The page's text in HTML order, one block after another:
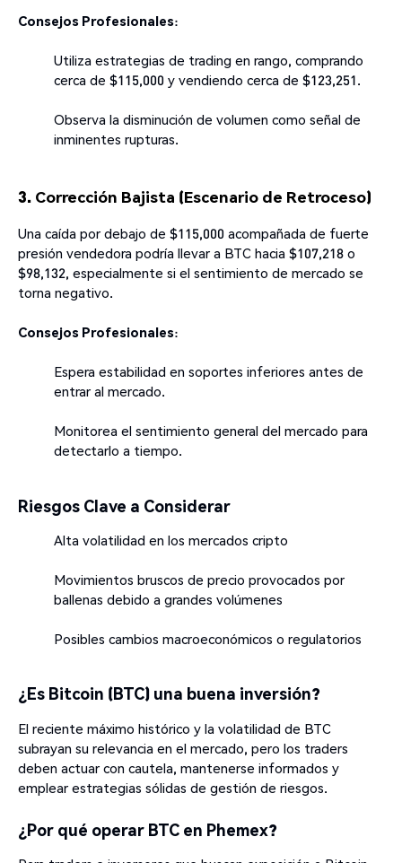
Consejos Profesionales:
Utiliza estrategias de trading en rango, comprando
cerca de $115,000 y vendiendo cerca de $123,251.
Observa la disminución de volumen como señal de
inminentes rupturas.
3. Corrección Bajista (Escenario de Retroceso)
Una caída por debajo de $115,000 acompañada de fuerte
presión vendedora podría llevar a BTC hacia $107,218 o
$98,132, especialmente si el sentimiento de mercado se
torna negativo.
Consejos Profesionales:
Espera estabilidad en soportes inferiores antes de
entrar al mercado.
Monitorea el sentimiento general del mercado para
detectarlo a tiempo.
Riesgos Clave a Considerar
Alta volatilidad en los mercados cripto
Movimientos bruscos de precio provocados por
ballenas debido a grandes volúmenes
Posibles cambios macroeconómicos o regulatorios
¿Es Bitcoin (BTC) una buena inversión?
El reciente máximo histórico y la volatilidad de BTC
subrayan su relevancia en el mercado, pero los traders
deben actuar con cautela, mantenerse informados y
emplear estrategias sólidas de gestión de riesgos.
¿Por qué operar BTC en Phemex?